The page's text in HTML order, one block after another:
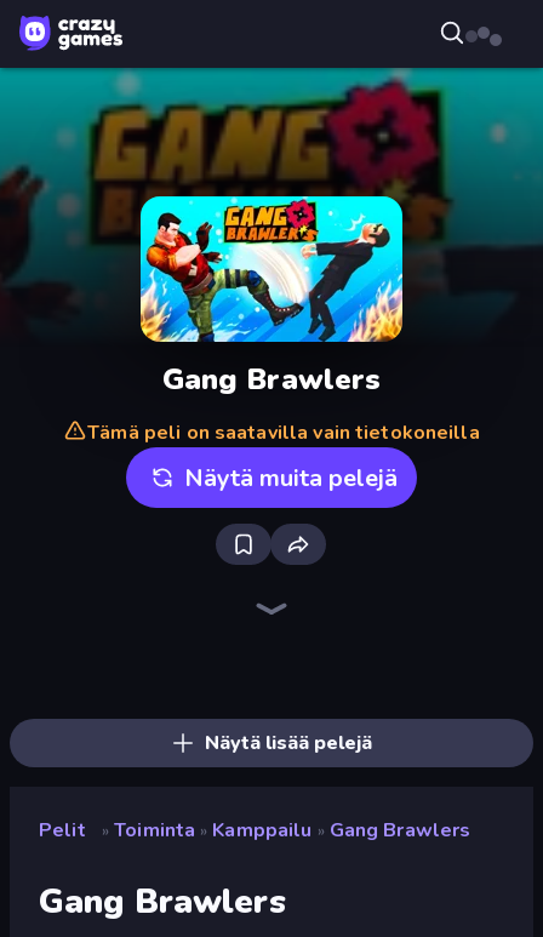
Gang Brawlers
Tämä peli on saatavilla vain tietokoneilla
Näytä muita pelejä
Näytä lisää pelejä
Pelit » Toiminta » Kamppailu » Gang Brawlers
Gang Brawlers